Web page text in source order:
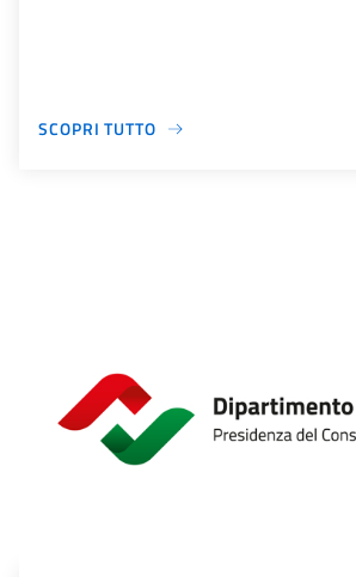
SCOPRI TUTTO